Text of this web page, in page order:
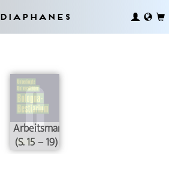
Diaphanes
Arbeitsmarkt
(S. 15 – 19)